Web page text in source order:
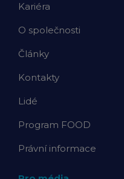
Kariéra
O společnosti
Články
Kontakty
Lidé
Program FOOD
Právní informace